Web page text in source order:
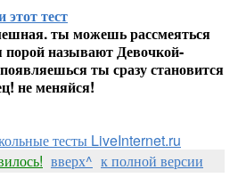
этот тест
ты можешь рассмеяться
порой называют Девочкой-
ты сразу становится
не меняйся!
тесты LiveInternet.ru
вверх^ к полной версии